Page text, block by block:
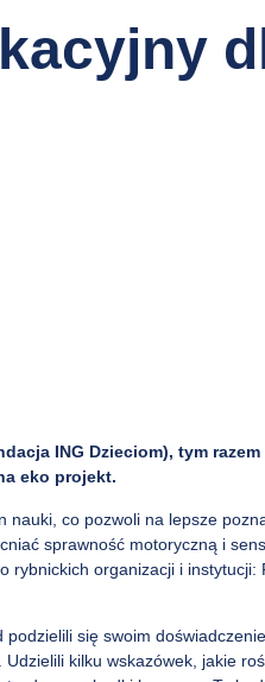
ING Dzieciom), tym
eko projekt.
co pozwoli na lepsze
sprawność motoryczną i
rybnickich organizacji i
się swoim
kilku wskazówek, jakie